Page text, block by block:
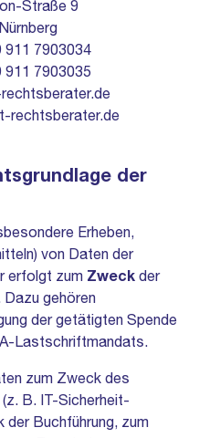
Straße 9
911 7903034
911 7903035
rechtsberater.de
der
Erheben,
von Daten der
erfolgt zum Zweck der
Dazu gehören
der getätigten Spende
Lastschriftmandats.
zum Zweck des
B. IT-Sicherheit-
der Buchführung, zum